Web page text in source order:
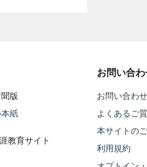
版
紙
教育サイト
お問い合
お問い合わせ
よくあるご
本サイトの
利用規約